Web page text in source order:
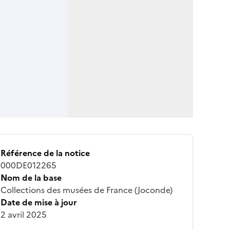
Référence de la notice
000DE012265
Nom de la base
Collections des musées de France (Joconde)
Date de mise à jour
2 avril 2025